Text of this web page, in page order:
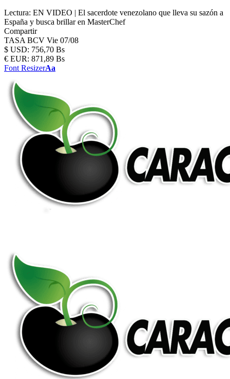
Lectura: EN VIDEO | El sacerdote venezolano que lleva su sazón a
España y busca brillar en MasterChef
Compartir
TASA BCV Vie 07/08
$ USD: 756,70 Bs
€ EUR: 871,89 Bs
Font ResizerAa